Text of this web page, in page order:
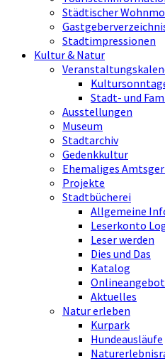
Städtischer
Stadtimpressionen
Kultur & Natur
Stadt- und
Ausstellungen
Museum
Stadtarchiv
Gedenkkultur
Ehemaliges
Projekte
Stadtbücherei
Allgemeine
Leserkonto
Leser werden
Dies und Das
Katalog
Aktuelles
Natur erleben
Kurpark
Hundeausläufe